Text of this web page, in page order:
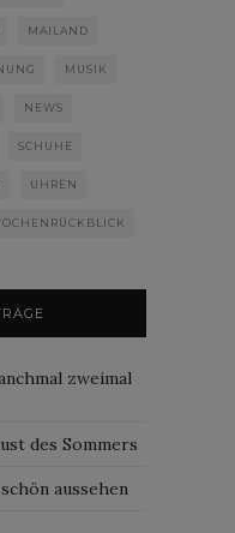
MAILAND
MUSIK
NEWS
SCHUHE
UHREN
zweimal
des Sommers
aussehen